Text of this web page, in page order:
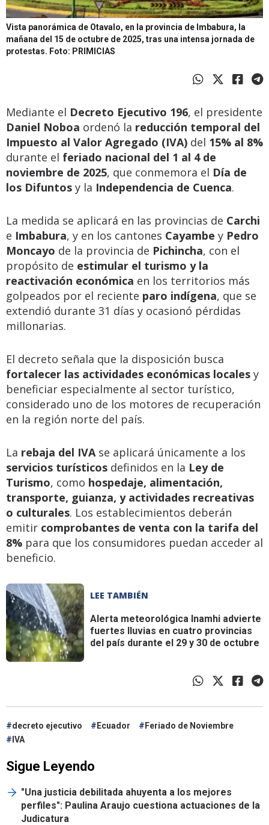
Vista panorámica de Otavalo, en la provincia de Imbabura, la
mañana del 15 de octubre de 2025, tras una intensa jornada de
protestas. Foto: PRIMICIAS
Mediante el Decreto Ejecutivo 196, el presidente
Daniel Noboa ordenó la reducción temporal del
Impuesto al Valor Agregado (IVA) del 15% al 8%
durante el feriado nacional del 1 al 4 de
noviembre de 2025, que conmemora el Día de
los Difuntos y la Independencia de Cuenca.
La medida se aplicará en las provincias de Carchi
e Imbabura, y en los cantones Cayambe y Pedro
Moncayo de la provincia de Pichincha, con el
propósito de estimular el turismo y la
reactivación económica en los territorios más
golpeados por el reciente paro indígena, que se
extendió durante 31 días y ocasionó pérdidas
millonarias.
El decreto señala que la disposición busca
fortalecer las actividades económicas locales y
beneficiar especialmente al sector turístico,
considerado uno de los motores de recuperación
en la región norte del país.
La rebaja del IVAse aplicará únicamente a los
servicios turísticos definidos en la Ley de
Turismo, como hospedaje, alimentación,
transporte, guianza, y actividades recreativas
o culturales. Los establecimientos deberán
emitir comprobantes de venta con la tarifa del
8% para que los consumidores puedan acceder al
beneficio.
LEE TAMBIÉN
Alerta meteorológica Inamhi advierte
fuertes lluvias en cuatro provincias
del país durante el 29 y 30 de octubre
decreto ejecutivo Ecuador
Feriado de Noviembre
IVA
Sigue Leyendo
"Una justicia debilitada ahuyenta a los mejores
perfiles": Paulina Araujo cuestiona actuaciones de la
Judicatura